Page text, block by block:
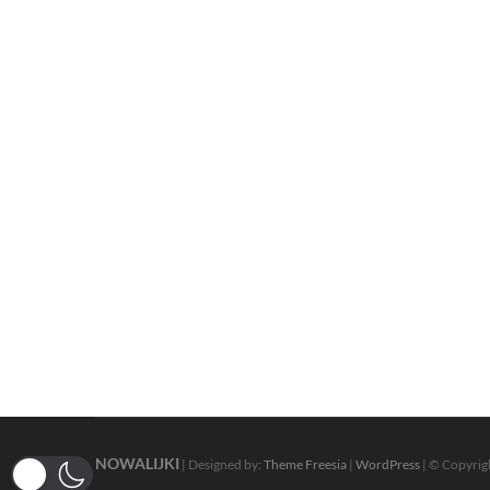
NOWALIJKI | Designed by: Theme Freesia | WordPress | ©